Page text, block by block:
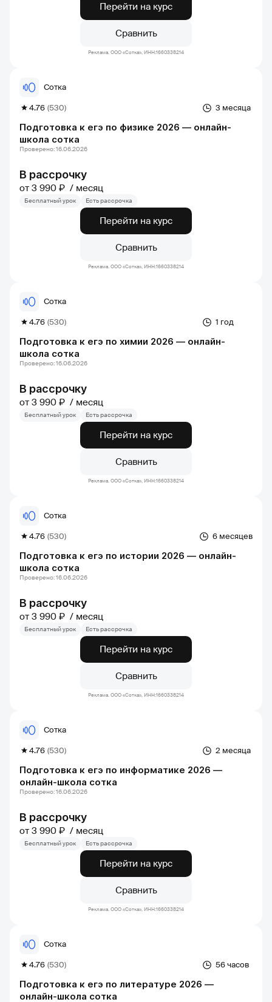
Перейти на курс
Сравнить
Реклама. ООО «Сотка», ИНН:1660338214
Подготовка к егэ по физике 2026 — онлайн-
школа сотка
3 месяца
4.76 (530)
Сотка
В рассрочку
от 3 990 ₽ месяц
Проверено: 16.06.2026
Бесплатный урок Есть рассрочка
Перейти на курс
Сравнить
Реклама. ООО «Сотка», ИНН:1660338214
Подготовка к егэ по химии 2026 — онлайн-
школа сотка
1 год
4.76 (530)
Сотка
В рассрочку
от 3 990 ₽ месяц
Проверено: 16.06.2026
Бесплатный урок Есть рассрочка
Перейти на курс
Сравнить
Реклама. ООО «Сотка», ИНН:1660338214
Подготовка к егэ по истории 2026 — онлайн-
школа сотка
6 месяцев
4.76 (530)
Сотка
В рассрочку
от 3 990 ₽ месяц
Проверено: 16.06.2026
Бесплатный урок Есть рассрочка
Перейти на курс
Сравнить
Реклама. ООО «Сотка», ИНН:1660338214
Подготовка к егэ по информатике 2026 —
онлайн-школа сотка
2 месяца
4.76 (530)
Сотка
В рассрочку
от 3 990 ₽ месяц
Проверено: 16.06.2026
Бесплатный урок Есть рассрочка
Перейти на курс
Сравнить
Реклама. ООО «Сотка», ИНН:1660338214
Подготовка к егэ по литературе 2026 —
онлайн-школа сотка
56 часов
4.76 (530)
Сотка